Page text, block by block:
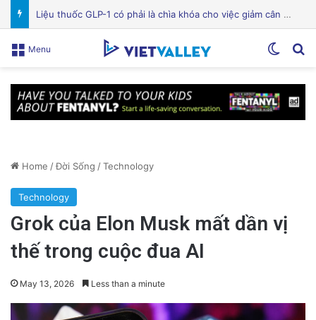
Bệnh viện Silicon Valley: Một trong những cơ sở y tế hàng đầu tại Mỹ
Menu
Home /Đời Sống /Technology
Technology
Grok của Elon Musk mất dần vị
thế trong cuộc đua AI
May 13, 2026 Less than a minute